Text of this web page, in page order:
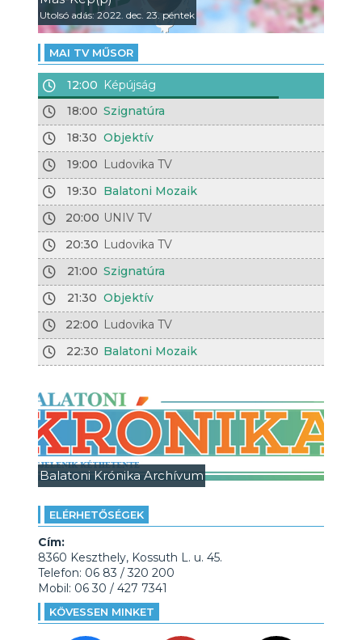
Utolsó adás: 2022. dec. 23. péntek
MAI TV MŰSOR
12:00 Képújság
18:00 Szignatúra
18:30 Objektív
19:00 Ludovika TV
19:30 Balatoni Mozaik
20:00 UNIV TV
20:30 Ludovika TV
21:00 Szignatúra
21:30 Objektív
22:00 Ludovika TV
22:30 Balatoni Mozaik
Balatoni Krónika Archívum
ELÉRHETŐSÉGEK
Cím:
8360 Keszthely, Kossuth L. u. 45.
Telefon: 06 83 / 320 200
Mobil: 06 30 / 427 7341
KÖVESSEN MINKET